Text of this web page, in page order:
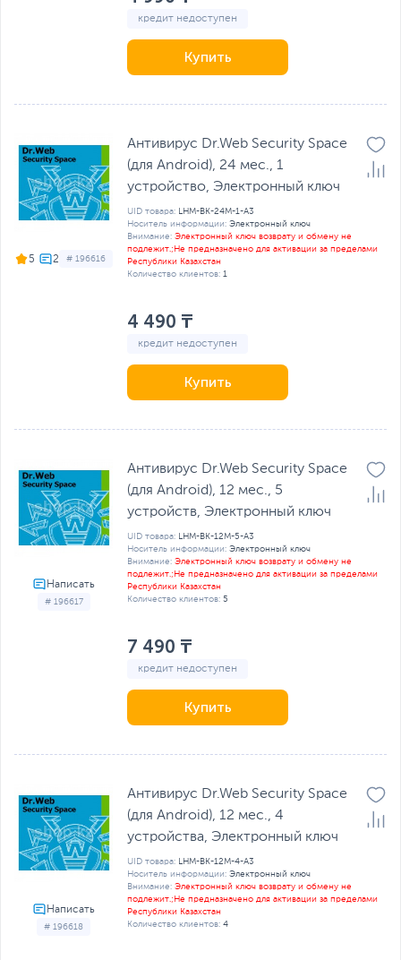
кредит недоступен
Купить
5 # 196616
Антивирус Dr.Web Security Space
(для Android), 24 мес., 1
устройство, Электронный ключ
UID товара: LHM-BK-24M-1-A3
Носитель информации: Электронный ключ
Внимание: Электронный ключ возврату и обмену не
подлежит.;Не предназначено для активации за пределами
Республики Казахстан
Количество клиентов: 1
4 490 ₸
кредит недоступен
Купить
# 196617
Антивирус Dr.Web Security Space
(для Android), 12 мес., 5
устройств, Электронный ключ
UID товара: LHM-BK-12M-5-A3
Носитель информации: Электронный ключ
Внимание: Электронный ключ возврату и обмену не
подлежит.;Не предназначено для активации за пределами
Республики Казахстан
Количество клиентов: 5
7 490 ₸
кредит недоступен
Купить
# 196618
Антивирус Dr.Web Security Space
(для Android), 12 мес., 4
устройства, Электронный ключ
UID товара: LHM-BK-12M-4-A3
Носитель информации: Электронный ключ
Внимание: Электронный ключ возврату и обмену не
подлежит.;Не предназначено для активации за пределами
Республики Казахстан
Количество клиентов: 4